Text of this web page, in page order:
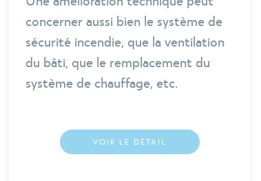
concerner aussi bien le système de
sécurité incendie, que la ventilation
du bâti, que le remplacement du
système de chauffage, etc.
VOIR LE DÉTAIL